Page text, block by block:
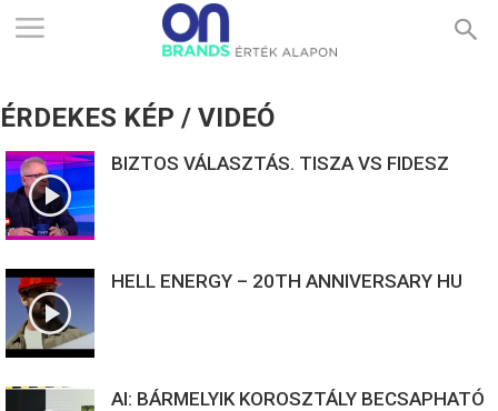
ONBRANDS
–
ÉRTÉK
ALAPON
ÉRDEKES KÉP / VIDEÓ
BIZTOS VÁLASZTÁS. TISZA VS FIDESZ
HELL ENERGY – 20TH ANNIVERSARY HU
AI: BÁRMELYIK KOROSZTÁLY BECSAPHATÓ